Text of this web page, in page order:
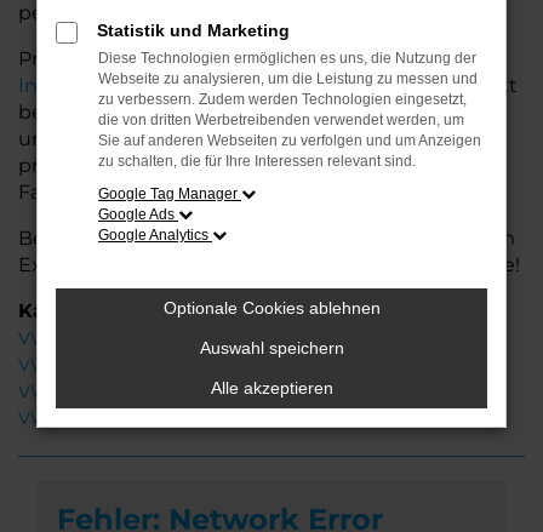
perfekt zu Ihrem Budget und Bedarf passen.
Profitieren Sie von zusätzlichen Services wie
Inzahlungnahme,Wartung und Reparaturendirekt
bei Ihrem VW Autohaus in der Nähe von Leer. Mit
unserer großen Auswahl an Fahrzeugen und der
professionellen Beratung finden Sie bei uns das
Fahrzeug, das Ihre Ansprüche erfüllt.
Besuchen Sie uns und lassen Sie sich von unserem
Expertenteam beraten – der VW Golf wartet auf Sie!
Kategorie
VW Golf Gebrauchtwagen Leer
VW Golf Leer
VW Golf Neuwagen Leer
VW Golf Tageszulassung Leer
Fehler: Network Error
Statistik und Marketing
Diese Technologien ermöglichen es uns, die Nutzung der
Webseite zu analysieren, um die Leistung zu messen und
zu verbessern. Zudem werden Technologien eingesetzt,
die von dritten Werbetreibenden verwendet werden, um
Sie auf anderen Webseiten zu verfolgen und um Anzeigen
zu schalten, die für Ihre Interessen relevant sind.
Google Tag Manager
Google Ads
Google Analytics
Optionale Cookies ablehnen
Auswahl speichern
Alle akzeptieren